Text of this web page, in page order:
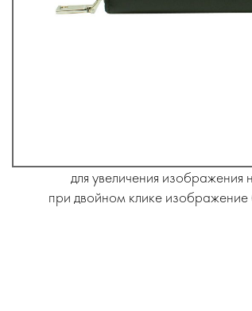
для увеличения изображения
при двойном клике изображение